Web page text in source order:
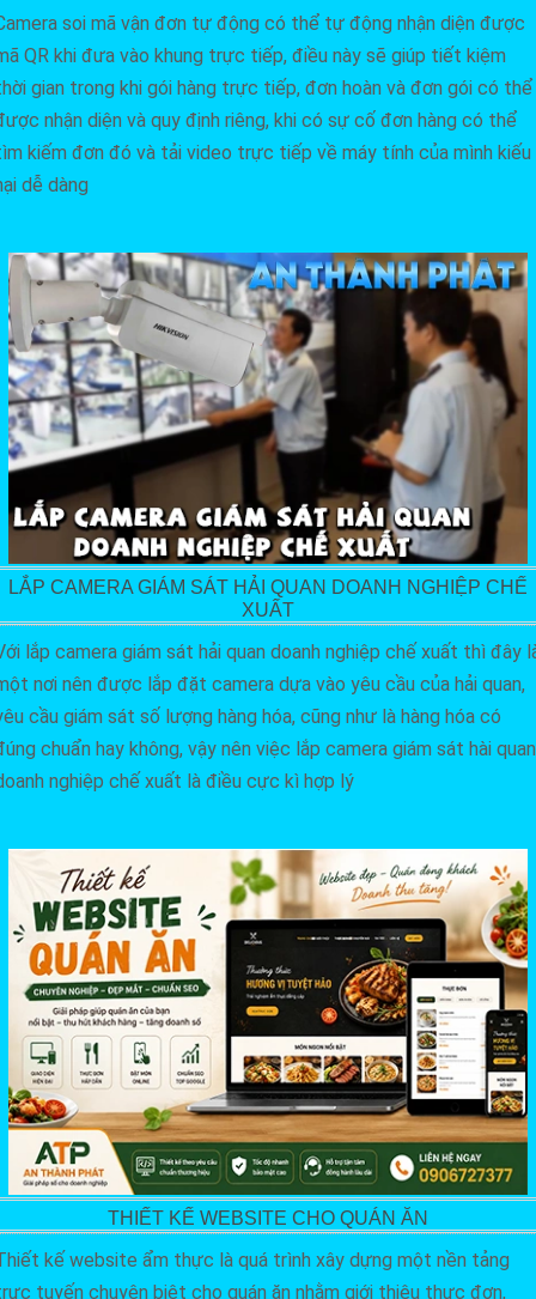
soi mã vận đơn tự động có thể tự động nhận diện được
QR khi đưa vào khung trực tiếp, điều này sẽ giúp tiết kiệm
gian trong khi gói hàng trực tiếp, đơn hoàn và đơn gói có thể
nhận diện và quy định riêng, khi có sự cố đơn hàng có thể
kiếm đơn đó và tải video trực tiếp về máy tính của mình kiếu
dễ dàng
LẮP CAMERA GIÁM SÁT HẢI QUAN DOANH NGHIỆP CHẾ
XUẤT
lắp camera giám sát hải quan doanh nghiệp chế xuất thì đây
nơi nên được lắp đặt camera dựa vào yêu cầu của hải quan,
cầu giám sát số lượng hàng hóa, cũng như là hàng hóa có
chuẩn hay không, vậy nên việc lắp camera giám sát hài quan
nghiệp chế xuất là điều cực kì hợp lý
THIẾT KẾ WEBSITE CHO QUÁN ĂN
kế website ẩm thực là quá trình xây dựng một nền tảng
tuyến chuyên biệt cho quán ăn nhằm giới thiệu thực đơn,